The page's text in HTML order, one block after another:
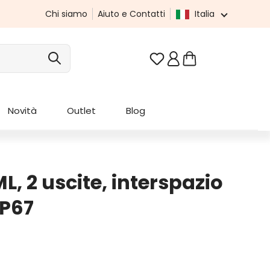
Chi siamo Aiuto e Contatti Italia
Hai 0 articoli nella
Novità Outlet Blog
2 uscite, interspazio